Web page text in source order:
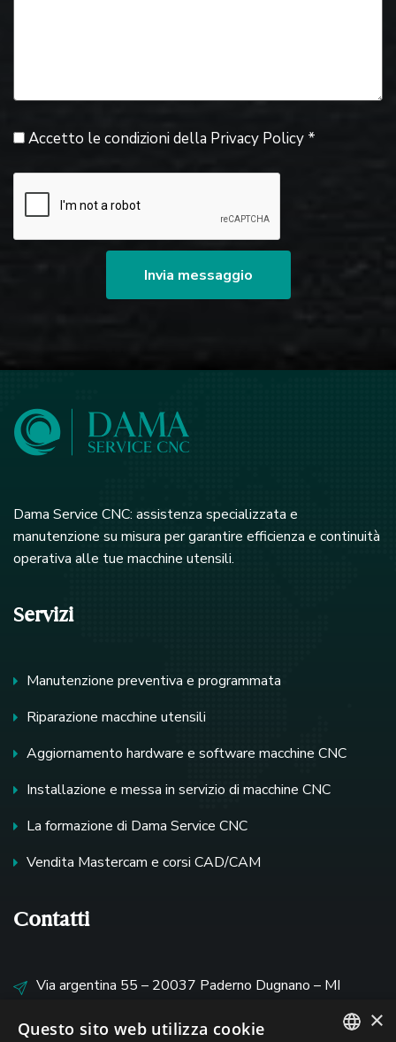
Accetto le condizioni della Privacy Policy *
Invia messaggio
Dama Service CNC: assistenza specializzata e
manutenzione su misura per garantire efficienza e continuità
operativa alle tue macchine utensili.
Servizi
Manutenzione preventiva e programmata
Riparazione macchine utensili
Aggiornamento hardware e software macchine CNC
Installazione e messa in servizio di macchine CNC
La formazione di Dama Service CNC
Vendita Mastercam e corsi CAD/CAM
Contatti
Via argentina 55 – 20037 Paderno Dugnano – MI
service@damaservicecnc.com
×
Questo sito web utilizza cookie